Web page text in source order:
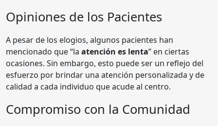
Opiniones de los Pacientes
A pesar de los elogios, algunos pacientes han
mencionado que “la atención es lenta” en ciertas
ocasiones. Sin embargo, esto puede ser un reflejo del
esfuerzo por brindar una atención personalizada y de
calidad a cada individuo que acude al centro.
Compromiso con la Comunidad